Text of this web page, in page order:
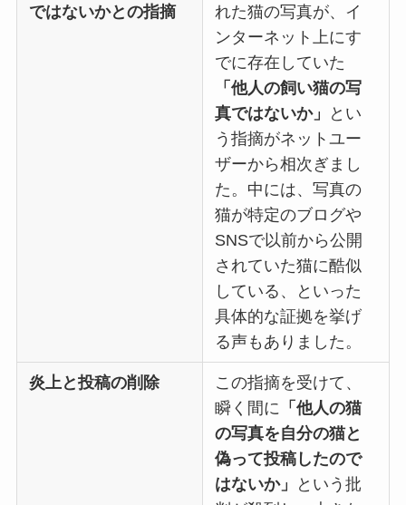
ではないかとの指摘
れた猫の写真が、イ
ンターネット上にす
でに存在していた
「他人の飼い猫の写
真ではないか」
とい
う指摘がネットユー
ザーから相次ぎまし
た。中には、写真の
猫が特定のブログや
SNSで以前から公開
されていた猫に酷似
している、といった
具体的な証拠を挙げ
る声もありました。
炎上と投稿の削除
この指摘を受けて、
瞬く間に 「他人の猫
の写真を自分の猫と
偽って投稿したので
はないか」
という批